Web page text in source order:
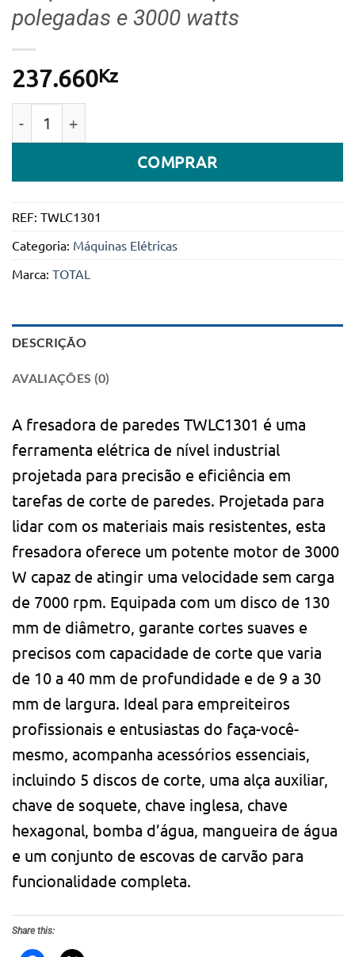
polegadas e 3000 watts
237.660Kz
COMPRAR
REF: TWLC1301
Categoria: Máquinas Elétricas
Marca: TOTAL
DESCRIÇÃO
AVALIAÇÕES (0)
A fresadora de paredes TWLC1301 é uma
ferramenta elétrica de nível industrial
projetada para precisão e eficiência em
tarefas de corte de paredes. Projetada para
lidar com os materiais mais resistentes, esta
fresadora oferece um potente motor de 3000
W capaz de atingir uma velocidade sem carga
de 7000 rpm. Equipada com um disco de 130
mm de diâmetro, garante cortes suaves e
precisos com capacidade de corte que varia
de 10 a 40 mm de profundidade e de 9 a 30
mm de largura. Ideal para empreiteiros
profissionais e entusiastas do faça-você-
mesmo, acompanha acessórios essenciais,
incluindo 5 discos de corte, uma alça auxiliar,
chave de soquete, chave inglesa, chave
hexagonal, bomba d’água, mangueira de água
e um conjunto de escovas de carvão para
funcionalidade completa.
Share this: